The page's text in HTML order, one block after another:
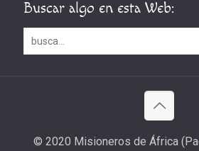
Buscar algo en esta Web:
© 2020 Misioneros de África